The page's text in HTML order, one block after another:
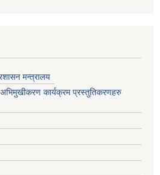
मन्त्रालय
कार्यक्रम प्रस्तुतिकरणहरु